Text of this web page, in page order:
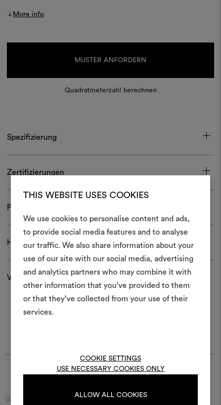
THIS WEBSITE USES COOKIES
We use cookies to personalise content and ads,
to provide social media features and to analyse
our traffic. We also share information about your
use of our site with our social media, advertising
and analytics partners who may combine it with
other information that you’ve provided to them
or that they’ve collected from your use of their
services.
COOKIE SETTINGS
USE NECESSARY COOKIES ONLY
ALLOW ALL COOKIES
More info
MUSTER ANFORDERN
Quadratmeterzahl berechnen
Spezifizierung
Zertifizierungen
Pflege und Gebrauch
Herunterladen
Versand und Rücksendungen
Geben Sie den Namen der Straße/des Platzes beziehungsweise
Ein
erstellen
Ein interaktives Tool, mit
Ideen zum Leben
anderen teilen können,